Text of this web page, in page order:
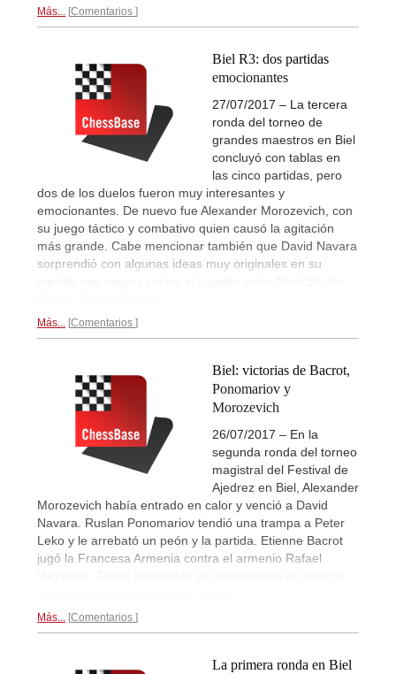
Más... Comentarios
Biel R3: dos partidas
emocionantes
27/07/2017 – La tercera
ronda del torneo de
grandes maestros en Biel
concluyó con tablas en
las cinco partidas, pero
dos de los duelos fueron muy interesantes y
emocionantes. De nuevo fue Alexander Morozevich, con
su juego táctico y combativo quien causó la agitación
más grande. Cabe mencionar también que David Navara
sorprendió con algunas ideas muy originales en su
Más... Comentarios
Biel: victorias de Bacrot,
Ponomariov y
Morozevich
26/07/2017 – En la
segunda ronda del torneo
magistral del Festival de
Ajedrez en Biel, Alexander
Morozevich había entrado en calor y venció a David
Navara. Ruslan Ponomariov tendió una trampa a Peter
Leko y le arrebató un peón y la partida. Etienne Bacrot
jugó la Francesa Armenia contra el armenio Rafael
Más... Comentarios
La primera ronda en Biel